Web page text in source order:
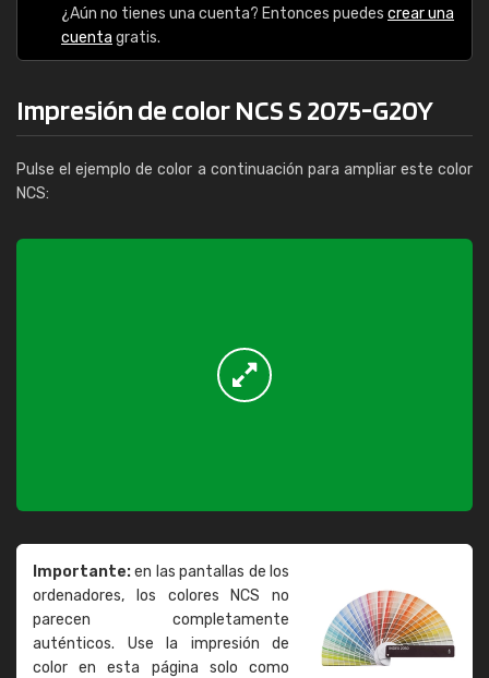
¿Aún no tienes una cuenta? Entonces puedes crear una
cuenta gratis.
Impresión de color NCS S 2075-G20Y
Pulse el ejemplo de color a continuación para ampliar este color
NCS:
Importante:en las pantallas de los
ordenadores, los colores NCS no
parecen completamente
auténticos. Use la impresión de
color en esta página solo como